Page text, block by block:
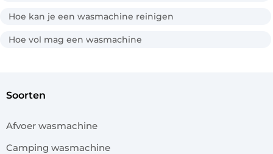
Hoe kan je een wasmachine reinigen
Hoe vol mag een wasmachine
soorten
Afvoer wasmachine
Camping wasmachine